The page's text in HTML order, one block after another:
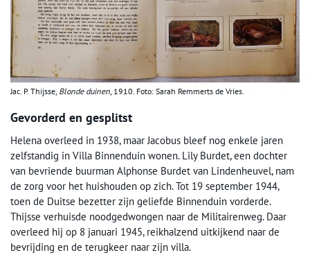
Jac. P. Thijsse, Blonde duinen, 1910. Foto: Sarah Remmerts de Vries.
Gevorderd en gesplitst
Helena overleed in 1938, maar Jacobus bleef nog enkele jaren
zelfstandig in Villa Binnenduin wonen. Lily Burdet, een dochter
van bevriende buurman Alphonse Burdet van Lindenheuvel, nam
de zorg voor het huishouden op zich. Tot 19 september 1944,
toen de Duitse bezetter zijn geliefde Binnenduin vorderde.
Thijsse verhuisde noodgedwongen naar de Militairenweg. Daar
overleed hij op 8 januari 1945, reikhalzend uitkijkend naar de
bevrijding en de terugkeer naar zijn villa.